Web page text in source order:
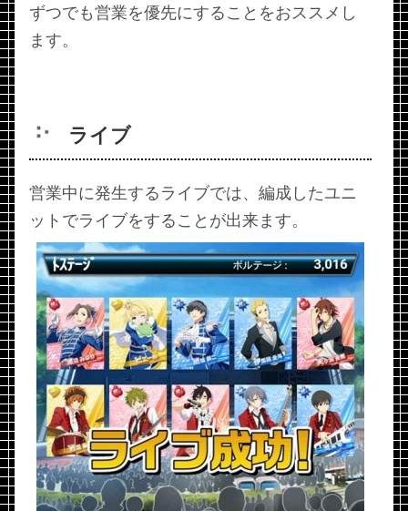
ずつでも営業を優先にすることをおススメし
ます。
ライブ
営業中に発生するライブでは、編成したユニ
ットでライブをすることが出来ます。